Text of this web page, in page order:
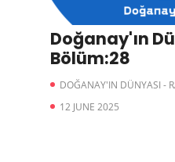
Doğanay'ın
Bölüm:28
DOĞANAY'IN DÜNYASI -
12 JUNE 2025